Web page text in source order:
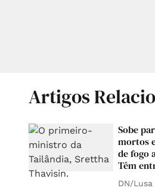
Artigos
Sobe
mortos
de fogo
Têm
DN/Lusa